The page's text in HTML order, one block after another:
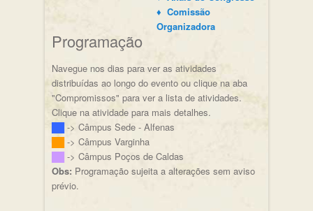
♦ Comissão
Organizadora
Programação
Navegue nos dias para ver as atividades
distribuídas ao longo do evento ou clique na aba
"Compromissos" para ver a lista de atividades.
Clique na atividade para mais detalhes.
-> Câmpus Sede - Alfenas
-> Câmpus Varginha
-> Câmpus Poços de Caldas
Obs: Programação sujeita a alterações sem aviso
prévio.